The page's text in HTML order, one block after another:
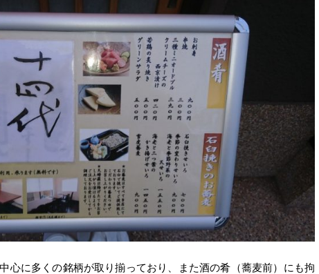
心に多くの銘柄が取り揃っており、また酒の肴（蕎麦前）にも拘